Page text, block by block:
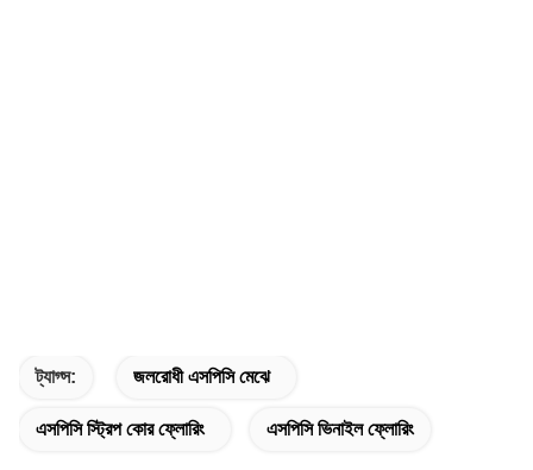
ট্যাগ্স: জলরোধী এসপিসি মেঝে
এসপিসি স্ট্রিপ কোর ফ্লোরিং এসপিসি ভিনাইল ফ্লোরিং